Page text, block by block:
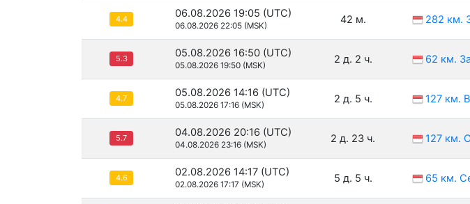
4.4 06.08.2026 19:05 (UTC)
06.08.2026 22:05 (MSK) 42 м. 282 км.
5.3 05.08.2026 16:50 (UTC)
05.08.2026 19:50 (MSK) 2 д. 2 ч. 62 км.
4.7 05.08.2026 14:16 (UTC)
05.08.2026 17:16 (MSK) 2 д. 5 ч. 127 км.
5.7 04.08.2026 20:16 (UTC)
04.08.2026 23:16 (MSK) 2 д. 23 ч. 127 км.
4.6 02.08.2026 14:17 (UTC)
02.08.2026 17:17 (MSK) 5 д. 5 ч. 65 км.